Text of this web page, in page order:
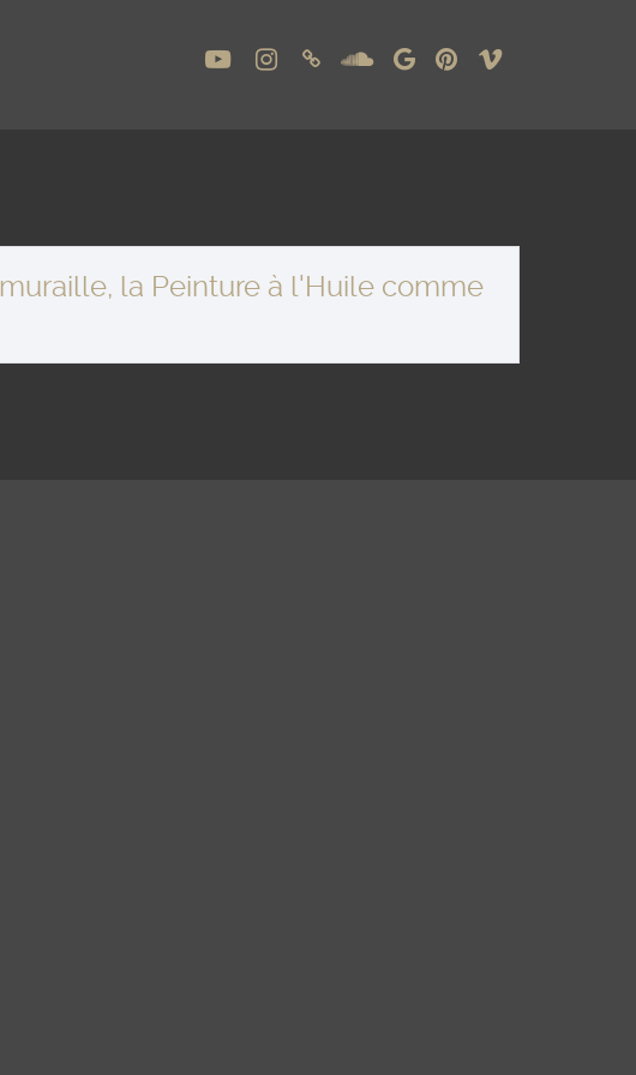
la Peinture à l'Huile comme